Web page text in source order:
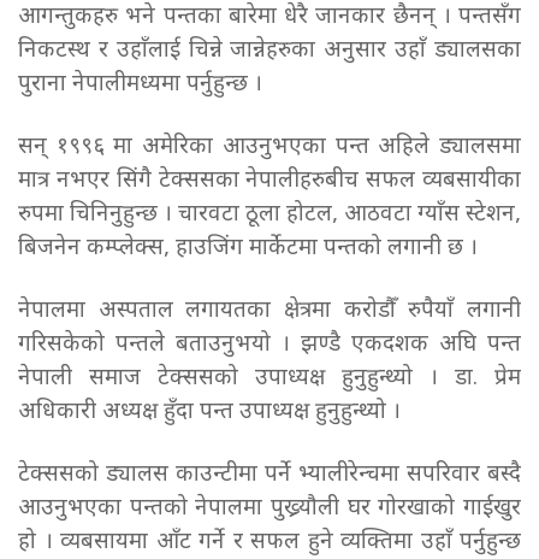
आगन्तुकहरु भने पन्तका बारेमा धेरै जानकार छैनन् । पन्तसँग
निकटस्थ र उहाँलाई चिन्ने जान्नेहरुका अनुसार उहाँ ड्यालसका
पुराना नेपालीमध्यमा पर्नुहुन्छ ।
सन् १९९६ मा अमेरिका आउनुभएका पन्त अहिले ड्यालसमा
मात्र नभएर सिंगै टेक्ससका नेपालीहरुबीच सफल व्यबसायीका
रुपमा चिनिनुहुन्छ । चारवटा ठूला होटल, आठवटा ग्याँस स्टेशन,
बिजनेन कम्प्लेक्स, हाउजिंग मार्केटमा पन्तको लगानी छ ।
नेपालमा अस्पताल लगायतका क्षेत्रमा करोडौँ रुपैयाँ लगानी
गरिसकेको पन्तले बताउनुभयो । झण्डै एकदशक अघि पन्त
नेपाली समाज टेक्ससको उपाध्यक्ष हुनुहुन्थ्यो । डा. प्रेम
अधिकारी अध्यक्ष हुँदा पन्त उपाध्यक्ष हुनुहुन्थ्यो ।
टेक्ससको ड्यालस काउन्टीमा पर्ने भ्यालीरेन्चमा सपरिवार बस्दै
आउनुभएका पन्तको नेपालमा पुख्र्यौली घर गोरखाको गाईखुर
हो । व्यबसायमा आँट गर्ने र सफल हुने व्यक्तिमा उहाँ पर्नुहुन्छ